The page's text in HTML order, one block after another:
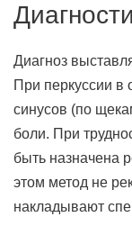
Диагноз
При перкуссии в
синусов (по
боли. При
быть назначена
этом метод не
накладывают